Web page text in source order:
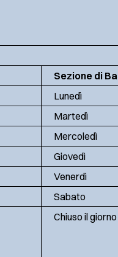
Sezione di
Lunedì
Martedì
Mercoledì
Giovedì
Venerdì
Sabato
Chiuso il